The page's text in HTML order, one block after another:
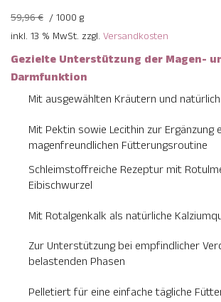
basierend
auf
Kundenbewertungen
war:
149,90 €
59,96€ /1000 g
inkl. 13 % MwSt. zzgl. Versandkosten
Gezielte Unterstützung der Magen-
Darmfunktion
Mit ausgewählten Kräutern und
Mit Pektin sowie Lecithin zur Ergänzung
magenfreundlichen Fütterungsroutine
Schleimstoffreiche Rezeptur mit
Eibischwurzel
Mit Rotalgenkalk als natürliche
Zur Unterstützung bei empfindlicher
belastenden Phasen
Pelletiert für eine einfache tägliche